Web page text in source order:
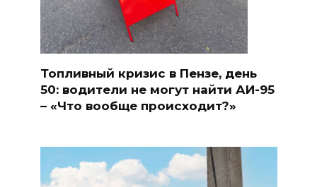
Топливный кризис в Пензе, день
50: водители не могут найти АИ-95
– «Что вообще происходит?»